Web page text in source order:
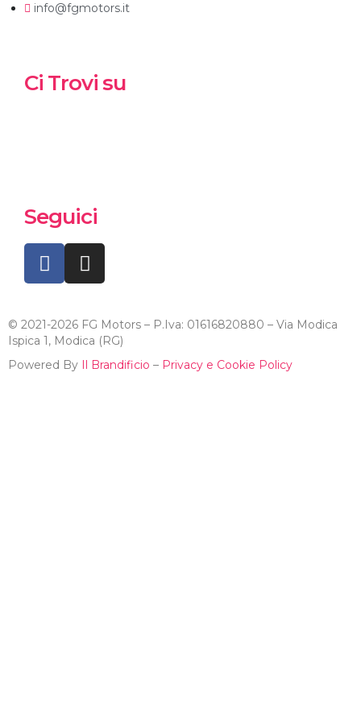
info@fgmotors.it
Ci Trovi su
Seguici
© 2021-2026 FG Motors – P.Iva: 01616820880 – Via Modica
Ispica 1, Modica (RG)
Powered By Il Brandificio – Privacy e Cookie Policy